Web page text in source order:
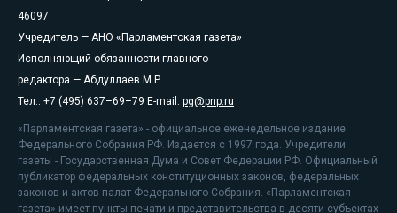
46097
Учредитель — АНО «Парламентская газета»
Исполняющий обязанности главного
редактора — Абдуллаев М.Р.
Тел.: +7 (495) 637–69–79 E-mail: pg@pnp.ru
«Парламентская газета» - официальное еженедельное издание
Федерального Собрания РФ. Издается с 1997 года. Учредители
газеты - Государственная Дума и Совет Федерации РФ. Официальный
публикатор федеральных конституционных законов, федеральных
законов и актов палат Федерального Собрания. «Парламентская
газета» имеет пункты печати и представительства в десяти субъектах